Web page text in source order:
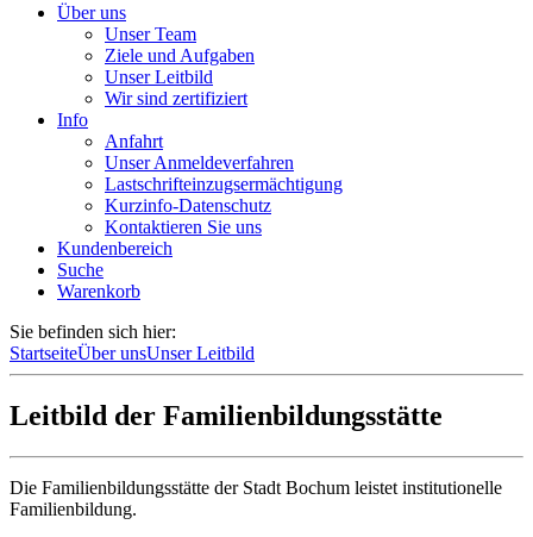
Über uns
Unser Team
Ziele und Aufgaben
Unser Leitbild
Wir sind zertifiziert
Info
Anfahrt
Unser Anmeldeverfahren
Lastschrifteinzugsermächtigung
Kurzinfo-Datenschutz
Kontaktieren Sie uns
Kundenbereich
Suche
Warenkorb
Sie befinden sich hier:
StartseiteÜber unsUnser Leitbild
Leitbild der Familienbildungsstätte
Die Familienbildungsstätte der Stadt Bochum leistet institutionelle
Familienbildung.